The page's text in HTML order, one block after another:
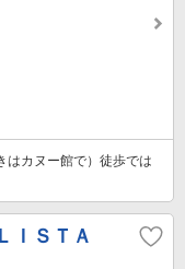
はカヌー館で）徒歩では
ＩＳＴＡ